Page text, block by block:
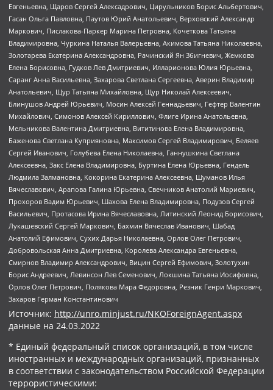
Евгеньевна, Щаров Сергей Алексадрович, Цирульников Борис Альбертович,
Гасан Ольга Павловна, Паутов Юрий Анатольевич, Верховский Александр
Маркович, Пислакова-Паркер Марина Петровна, Кочеткова Татьяна
Владимировна, Чуркина Наталья Валерьевна, Акимова Татьяна Николаевна,
Золотарева Екатерина Александровна, Рачинский Ян Збигневич, Жемкова
Елена Борисовна, Гудков Лев Дмитриевич, Илларионова Юлия Юрьевна,
Саранг Анна Васильевна, Захарова Светлана Сергеевна, Аверин Владимир
Анатольевич, Щур Татьяна Михайловна, Щур Николай Алексеевич,
Блинушов Андрей Юрьевич, Мосин Алексей Геннадьевич, Гефтер Валентин
Михайлович, Симонов Алексей Кириллович, Флиге Ирина Анатольевна,
Мельникова Валентина Дмитриевна, Вититинова Елена Владимировна,
Баженова Светлана Куприяновна, Максимов Сергей Владимирович, Беляев
Сергей Иванович, Голубева Елена Николаевна, Ганнушкина Светлана
Алексеевна, Закс Елена Владимировна, Буртина Елена Юрьевна, Гендель
Людмила Залмановна, Кокорина Екатерина Алексеевна, Шуманов Илья
Вячеславович, Арапова Галина Юрьевна, Свечников Анатолий Мариевич,
Прохоров Вадим Юрьевич, Шахова Елена Владимировна, Подузов Сергей
Васильевич, Протасова Ирина Вячеславовна, Литинский Леонид Борисович,
Лукашевский Сергей Маркович, Бахмин Вячеслав Иванович, Шабад
Анатолий Ефимович, Сухих Дарья Николаевна, Орлов Олег Петрович,
Добровольская Анна Дмитриевна, Королева Александра Евгеньевна,
Смирнов Владимир Александрович, Вицин Сергей Ефимович, Золотухин
Борис Андреевич, Левинсон Лев Семенович, Локшина Татьяна Иосифовна,
Орлов Олег Петрович, Полякова Мара Федоровна, Резник Генри Маркович,
Захаров Герман Константинович
Источник: http://unro.minjust.ru/NKOForeignAgent.aspx
данные на 24.03.2022
* Единый федеральный список организаций, в том числе
иностранных и международных организаций, признанных
в соответствии с законодательством Российской Федерации
террористическими: